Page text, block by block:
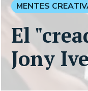
MENTES
El
Jony